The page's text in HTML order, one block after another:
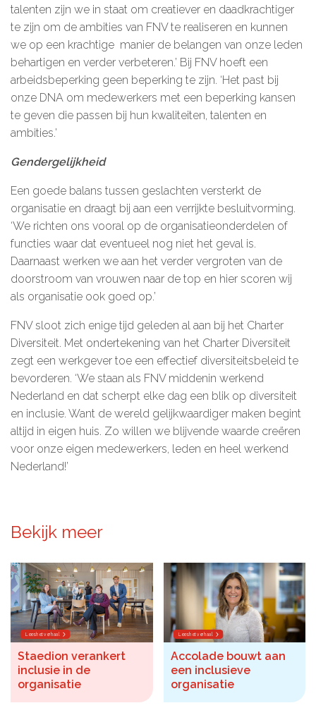
Privacy Statement
Cookiebeleid (EU)
talenten zijn we in staat om creatiever en daadkrachtiger
te zijn om de ambities van FNV te realiseren en kunnen
we op een krachtige manier de belangen van onze leden
behartigen en verder verbeteren.’ Bij FNV hoeft een
arbeidsbeperking geen beperking te zijn. ‘Het past bij
onze DNA om medewerkers met een beperking kansen
te geven die passen bij hun kwaliteiten, talenten en
ambities.’
Gendergelijkheid
Een goede balans tussen geslachten versterkt de
organisatie en draagt bij aan een verrijkte besluitvorming.
‘We richten ons vooral op de organisatieonderdelen of
functies waar dat eventueel nog niet het geval is.
Daarnaast werken we aan het verder vergroten van de
doorstroom van vrouwen naar de top en hier scoren wij
als organisatie ook goed op.’
FNV sloot zich enige tijd geleden al aan bij het Charter
Diversiteit. Met ondertekening van het Charter Diversiteit
zegt een werkgever toe een effectief diversiteitsbeleid te
bevorderen. ‘We staan als FNV middenin werkend
Nederland en dat scherpt elke dag een blik op diversiteit
en inclusie. Want de wereld gelijkwaardiger maken begint
altijd in eigen huis. Zo willen we blijvende waarde creëren
voor onze eigen medewerkers, leden en heel werkend
Nederland!’
Bekijk meer
Lees het verhaal
Staedion verankert
inclusie in de
organisatie
Lees het verhaal
Accolade bouwt aan
een inclusieve
organisatie